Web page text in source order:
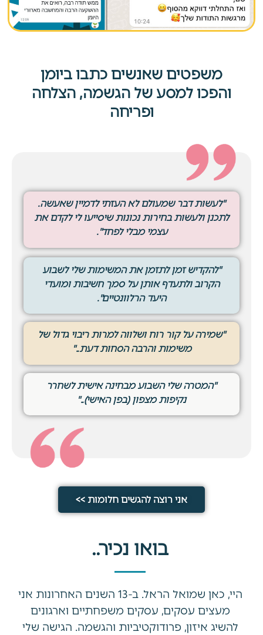
משפטים שאנשים כתבו ביומן
והפכו למסע של הגשמה, הצלחה
ופריחה
"לעשות דבר שמעולם לא העזתי לדמיין שאעשה.
לתכנן ולעשות בחירות נכונות שיסייעו לי לקדם את
עצמי מבלי לפחד".
"להקדיש זמן לתזמן את המשימות שלי לשבוע
הקרוב ולתעדף אותן על סמך חשיבות ומועדי
היעד הרלוונטיים".
"שמירה על קור רוח ושלווה למרות ריבוי גדול של
משימות והרבה הסחות דעת.."
"המטרה שלי השבוע מבחינה אישית לשחרר
נקיפות מצפון (בפן האישי).."
אני רוצה להגשים חלומות >>
בואו נכיר..
היי, כאן שמואל הראל. ב-13 השנים האחרונות אני
מעצים עסקים, עסקים משפחתיים וארגונים
להשיג איזון, פרודוקטיביות והגשמה. הגישה שלי